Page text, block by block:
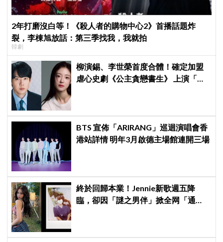
2年打磨沒白等！《殺人者的購物中心2》首播話題炸
裂，李棟旭放話：第三季找我，我就拍
韓劇
柳演錫、李世榮首度合體！確定加盟
虐心史劇《公主貪戀書生》 上演「朝
BTS 宣佈「ARIRANG」巡迴演唱會香
港站詳情 明年3月啟德主場館連開三場
終於回歸本業！Jennie新歌週五降
臨，卻因「謎之男伴」掀全网「通